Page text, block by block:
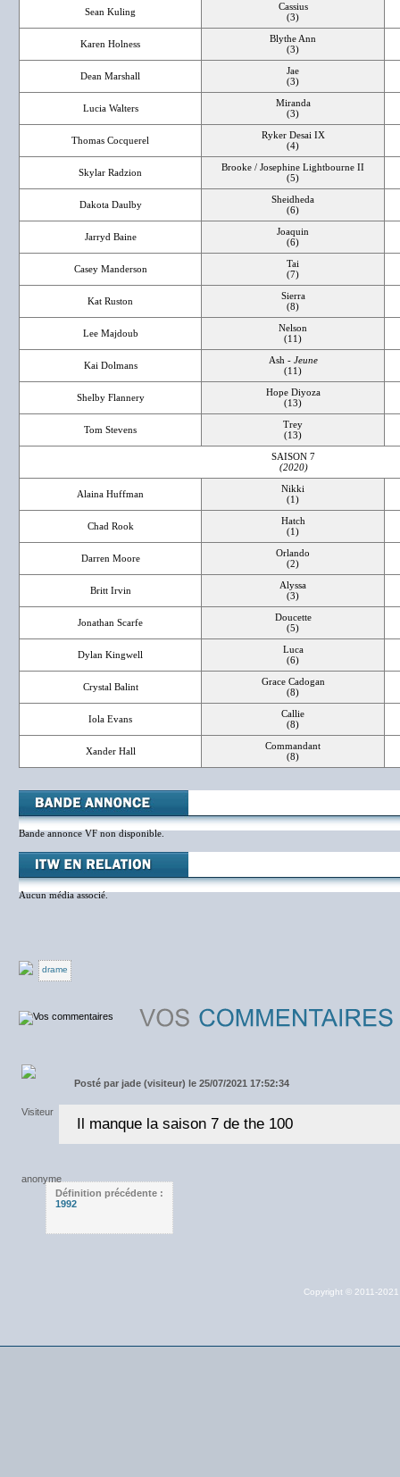
Sean Kuling
Cassius
(3)
Karen Holness
Blythe Ann
(3)
Dean Marshall
Jae
(3)
Lucia Walters
Miranda
(3)
Thomas Cocquerel
Ryker Desai IX
(4)
Skylar Radzion
Brooke / Josephine Lightbourne II
(5)
Dakota Daulby
Sheidheda
(6)
Jarryd Baine
Joaquin
(6)
Casey Manderson
Tai
(7)
Kat Ruston
Sierra
(8)
Lee Majdoub
Nelson
(11)
Kai Dolmans Ash - Jeune
(11)
Shelby Flannery
Hope Diyoza
(13)
Tom Stevens
Trey
(13)
SAISON 7
(2020)
Alaina Huffman
Nikki
(1)
Chad Rook
Hatch
(1)
Darren Moore
Orlando
(2)
Britt Irvin
Alyssa
(3)
Jonathan Scarfe
Doucette
(5)
Dylan Kingwell
Luca
(6)
Crystal Balint
Grace Cadogan
(8)
Iola Evans
Callie
(8)
Xander Hall
Commandant
(8)
Bande annonce VF non disponible.
Aucun média associé.
drame
Posté par jade (visiteur) le 25/07/2021 17:52:34
Il manque la saison 7 de the 100
Définition précédente :
1992
Copyright © 2011-